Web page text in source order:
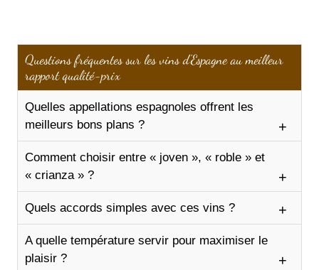
Questions fréquentes sur les vins d’Espagne au meilleur
rapport qualité-prix
Quelles appellations espagnoles offrent les
meilleurs bons plans ?
Comment choisir entre « joven », « roble » et
« crianza » ?
Quels accords simples avec ces vins ?
A quelle température servir pour maximiser le
plaisir ?